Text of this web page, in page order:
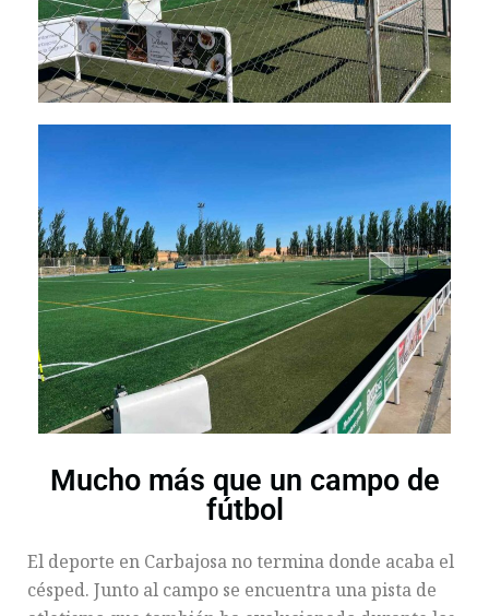
Mucho más que un campo de
fútbol
El deporte en Carbajosa no termina donde acaba el
césped. Junto al campo se encuentra una pista de